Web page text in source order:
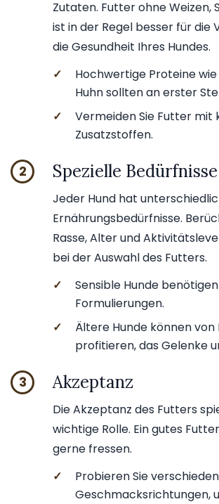
Zutaten. Futter ohne Weizen,
ist in der Regel besser für die
die Gesundheit Ihres Hundes.
✓
Hochwertige Proteine
Huhn sollten an erster
✓
Vermeiden Sie Futter mit
Zusatzstoffen.
2 Spezielle Bedürfnisse
Jeder Hund hat
Ernährungsbedürfnisse.
Rasse, Alter und
bei der Auswahl des Futters.
✓
Sensible Hunde
Formulierungen.
✓
Ältere Hunde können
profitieren, das Gelenke
3 Akzeptanz
Die Akzeptanz des Futters
wichtige Rolle. Ein gutes
gerne fressen.
✓
Probieren Sie
Geschmacksrichtungen,